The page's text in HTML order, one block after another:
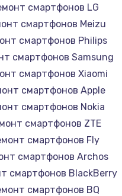
смартфонов LG
смартфонов Meizu
смартфонов Philips
смартфонов Samsung
смартфонов Xiaomi
смартфонов Apple
смартфонов Nokia
смартфонов ZTE
смартфонов Fly
смартфонов Archos
смартфонов BlackBerry
смартфонов BQ